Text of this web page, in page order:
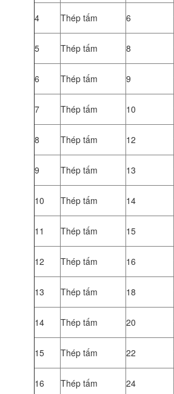
4 Thép tấm 6
5 Thép tấm 8
6 Thép tấm 9
7 Thép tấm 10
8 Thép tấm 12
9 Thép tấm 13
10 Thép tấm 14
11 Thép tấm 15
12 Thép tấm 16
13 Thép tấm 18
14 Thép tấm 20
15 Thép tấm 22
16 Thép tấm 24